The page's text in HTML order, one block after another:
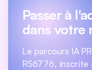
Passer à
dans votre
Le parcours IA
RS6776,